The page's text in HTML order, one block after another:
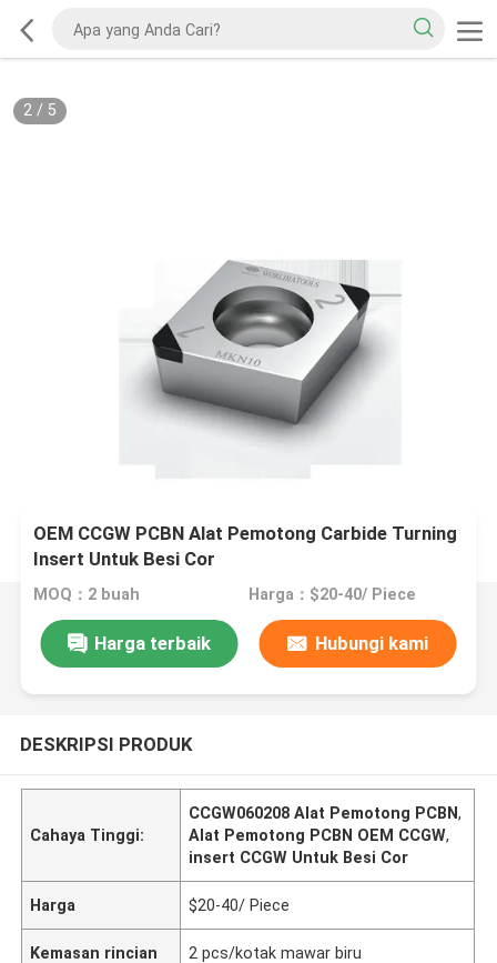
2/ 5
OEM CCGW PCBN Alat Pemotong Carbide Turning
Insert Untuk Besi Cor
MOQ：2 buah Harga：$20-40/ Piece
Harga terbaik Hubungi kami
DESKRIPSI PRODUK
Cahaya Tinggi:
CCGW060208 Alat Pemotong PCBN,
Alat Pemotong PCBN OEM CCGW,
insert CCGW Untuk Besi Cor
Harga $20-40/ Piece
Kemasan rincian 2 pcs/kotak mawar biru